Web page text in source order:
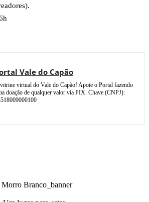
Vale do Capão
virtual do Vale do Capão! Apoie o Portal fazendo
doação de qualquer valor via PIX. Chave (CNPJ):
Morro Branco_banner